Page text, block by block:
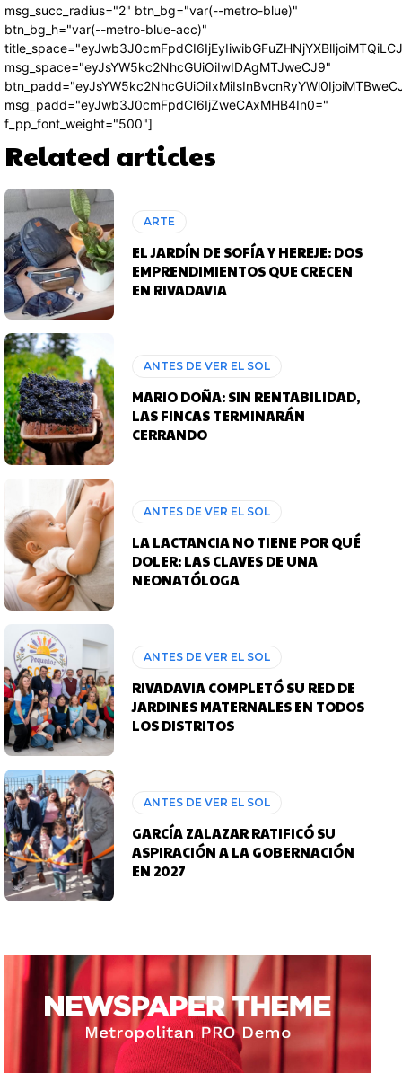
msg_succ_radius="2" btn_bg="var(--metro-blue)"
btn_bg_h="var(--metro-blue-acc)"
msg_space="eyJsYW5kc2NhcGUiOiIwIDAgMTJweCJ9"
msg_padd="eyJwb3J0cmFpdCI6IjZweCAxMHB4In0="
f_pp_font_weight="500"]
Related articles
ARTE
EL JARDÍN DE SOFÍA Y HEREJE: DOS
EMPRENDIMIENTOS QUE CRECEN
EN RIVADAVIA
ANTES DE VER EL SOL
MARIO DOÑA: SIN RENTABILIDAD,
LAS FINCAS TERMINARÁN
CERRANDO
ANTES DE VER EL SOL
LA LACTANCIA NO TIENE POR QUÉ
DOLER: LAS CLAVES DE UNA
NEONATÓLOGA
ANTES DE VER EL SOL
RIVADAVIA COMPLETÓ SU RED DE
JARDINES MATERNALES EN TODOS
LOS DISTRITOS
ANTES DE VER EL SOL
GARCÍA ZALAZAR RATIFICÓ SU
ASPIRACIÓN A LA GOBERNACIÓN
EN 2027